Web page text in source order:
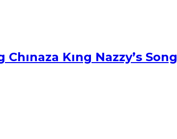
Kıng Nazzy’s